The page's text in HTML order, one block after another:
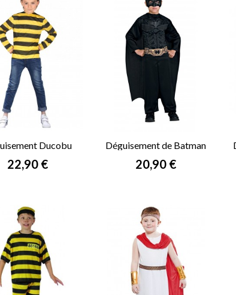
Ducobu
enfant
Prix
22,90 €
Déguisement de Batman
enfant
Prix
20,90 €